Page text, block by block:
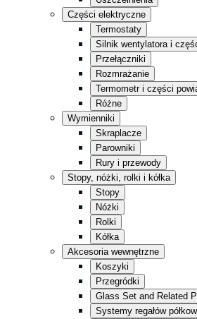
Sklep ogólnospożywczy
Sprzedaż detaliczna
Całość w czerni
Kuchnia
Magazyn
Fast Food
Części elektryczne
Termostaty
Silnik wentylatora i
Przełączniki
Rozmrażanie
Termometr i części
Różne
Wymienniki
Skraplacze
Parowniki
Rury i przewody
Stopy, nóżki, rolki i kółka
Stopy
Nóżki
Rolki
Kółka
Akcesoria wewnętrzne
Koszyki
Przegródki
Glass Set and Related
Systemy regałów